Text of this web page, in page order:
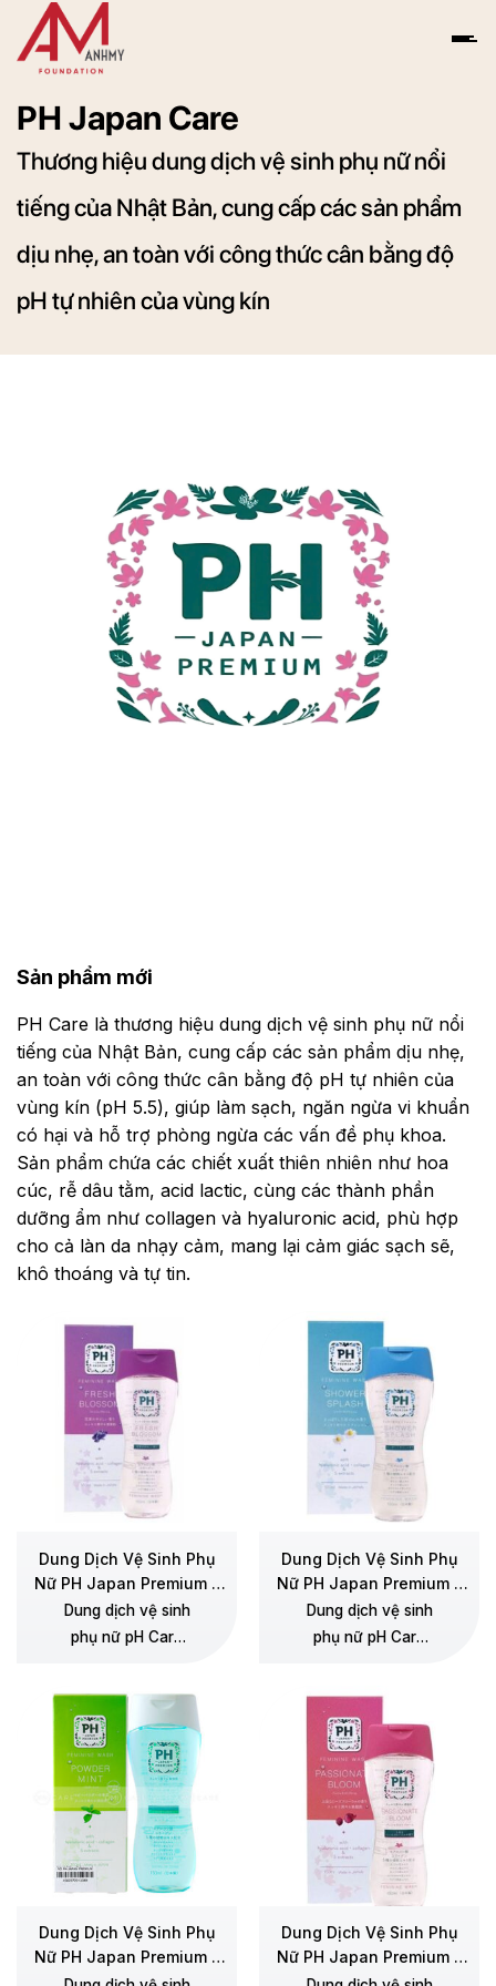
content
PH Japan Care
Thương hiệu dung dịch vệ sinh phụ nữ nổi
tiếng của Nhật Bản, cung cấp các sản phẩm
dịu nhẹ, an toàn với công thức cân bằng độ
pH tự nhiên của vùng kín
Sản phẩm mới
PH Care là thương hiệu dung dịch vệ sinh phụ nữ nổi
tiếng của Nhật Bản, cung cấp các sản phẩm dịu nhẹ,
an toàn với công thức cân bằng độ pH tự nhiên của
vùng kín (pH 5.5), giúp làm sạch, ngăn ngừa vi khuẩn
có hại và hỗ trợ phòng ngừa các vấn đề phụ khoa.
Sản phẩm chứa các chiết xuất thiên nhiên như hoa
cúc, rễ dâu tằm, acid lactic, cùng các thành phần
dưỡng ẩm như collagen và hyaluronic acid, phù hợp
cho cả làn da nhạy cảm, mang lại cảm giác sạch sẽ,
khô thoáng và tự tin.
Dung Dịch Vệ Sinh Phụ
Nữ PH Japan Premium –
Hương Lavender
Dung dịch vệ sinh
phụ nữ pH Care
Bản được chiết
xuất từ các thành
phần thiên nhiên
vô cùng dịu nhẹ
với công thức pH
= 5 cực kỳ an
toàn, phù hợp
dùng hằng ngày
khô rát. Sản phẩm
được bổ sung
Dung Dịch Vệ Sinh Phụ
Nữ PH Japan Premium –
Hương Hoa cỏ
Dung dịch vệ sinh
phụ nữ pH Care
xuất từ các thành
phần thiên nhiên
vô cùng dịu nhẹ
với công thức pH
= 5 cực kỳ an
toàn, phù hợp
dùng hằng ngày
mà không sợ bị
khô rát. Sản phẩm
được bổ sung
Dung Dịch Vệ Sinh Phụ
Nữ PH Japan Premium –
Hương Bạc hà
Dung Dịch Vệ Sinh Phụ
Nữ PH Japan Premium –
Hương Hoa Hồng